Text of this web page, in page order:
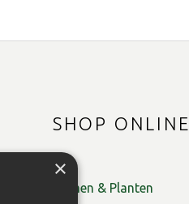
SHOP ONLINE
Bomen & Planten
×